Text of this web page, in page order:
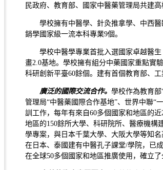
民政府、教育部、國家中醫藥管理局共建
學校擁有中醫學、針灸推拿學、中西
銷學國家級一流本科專業9個。
學校中醫學專業首批入選國家卓越醫
畫2.0基地。學校擁有組分中藥國家重點實
科研創新平臺60餘個。建有首個教育部、
廣泛的國際交流合作。 學校作為教育
管理局“中醫藥國際合作基地”、世界中聯“
訓工作，每年有來自60多個國家和地區的
地區的150餘所大學、科研院所、醫療機構
學專案，與日本千葉大學、大阪大學等知
在日本、泰國建有中醫孔子課堂/學院，已
在全球50多個國家和地區推廣使用，確立了